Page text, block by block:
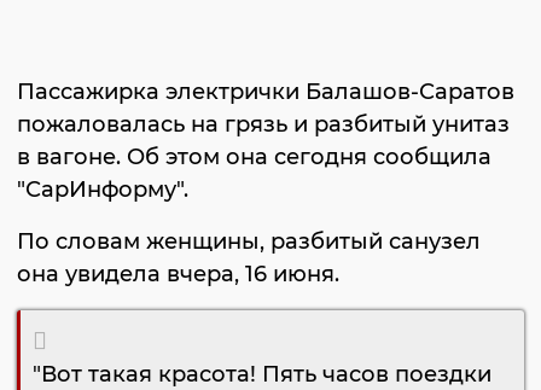
Пассажирка электрички Балашов-Саратов
пожаловалась на грязь и разбитый унитаз
в вагоне. Об этом она сегодня сообщила
"СарИнформу".
По словам женщины, разбитый санузел
она увидела вчера, 16 июня.
"Вот такая красота! Пять часов поездки